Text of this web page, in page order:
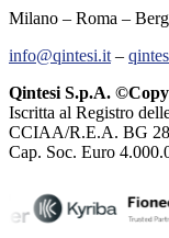
Milano – Roma –
info@qintesi.it –
Qintesi S.p.A.
Iscritta al Registro
CCIAA/R.E.A. BG
Cap. Soc. Euro